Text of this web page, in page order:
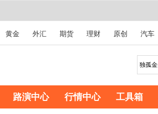
黄金 外汇 期货 理财 原创 汽车
路演中心 行情中心 工具箱